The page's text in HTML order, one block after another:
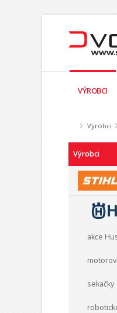
VÝROBCI
Výrobci
Výrobci
akce
sekačky